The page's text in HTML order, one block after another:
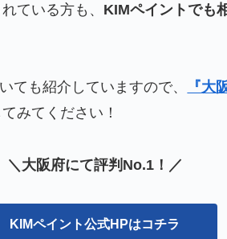
ている方も、 KIMペイントでも
ても紹介していますので、
『大
みてください！
＼大阪府にて評判No.1！／
KIMペイント公式HPはコチラ